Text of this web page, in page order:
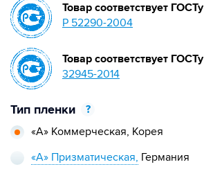
Тип пленки
?
«А» Коммерческая, Корея
«А» Призматическая, Германия
Товар соответствует ГОСТу
Р 52290-2004
Товар соответствует ГОСТу
32945-2014